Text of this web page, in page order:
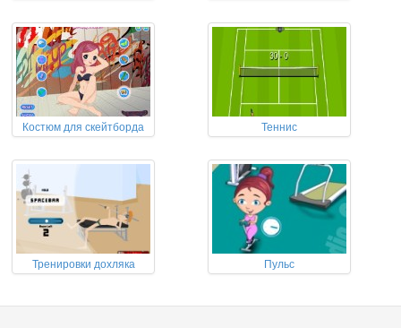
Костюм для скейтборда Теннис
Тренировки дохляка Пульс